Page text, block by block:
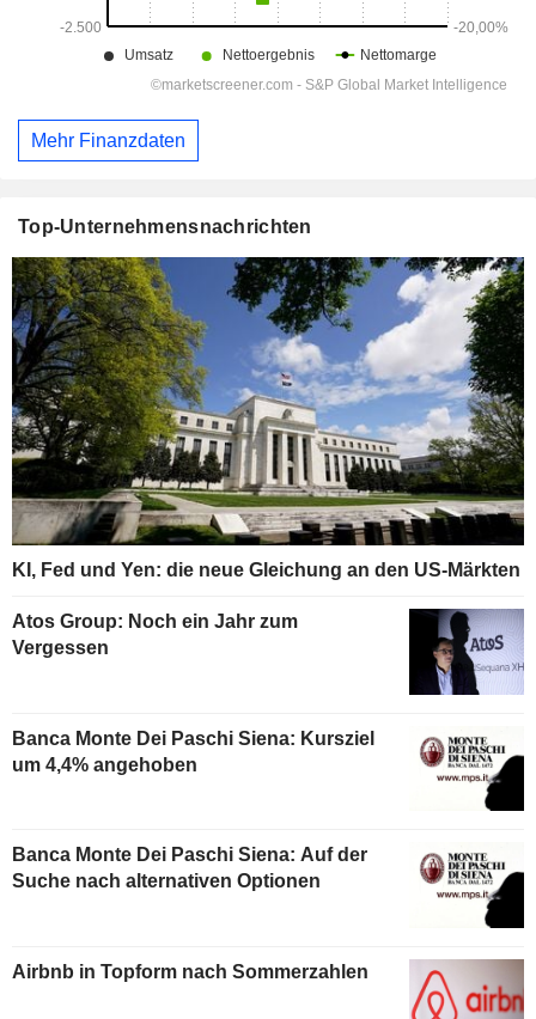
Mehr Finanzdaten
Top-Unternehmensnachrichten
KI, Fed und Yen: die neue Gleichung an den US-Märkten
Atos Group: Noch ein Jahr zum
Vergessen
Banca Monte Dei Paschi Siena: Kursziel
um 4,4% angehoben
Banca Monte Dei Paschi Siena: Auf der
Suche nach alternativen Optionen
Airbnb in Topform nach Sommerzahlen